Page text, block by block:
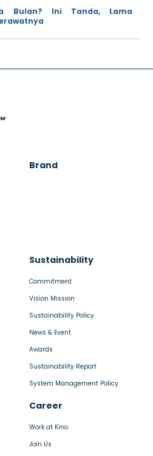
Bulan? Ini Tanda, Lama
Brand
Sustainability
Commitment
Vision Mission
Sustainability Policy
News & Event
Awards
Sustainability Report
System Management Policy
Career
Work at Kino
Join Us